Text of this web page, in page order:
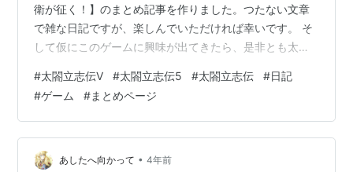
衛が征く！】のまとめ記事を作りました。つたない文章
で雑な日記ですが、楽しんでいただければ幸いです。 そ
して仮にこのゲームに興味が出てきたら、是非とも太閤
い。 其の零からから其の四まで
lordaber.hatenablog.com lordaber.hatenablog.com
lordaber.hatenablog.com lordaber.hatenablog.com
lordaber.hatenablog.com 其の伍から最終回…
#太閤立志伝Ⅴ #太閤立志伝5 #太閤立志伝 #日記
#ゲーム #まとめページ
あしたへ向かって • 4年前